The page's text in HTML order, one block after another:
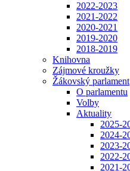
2022-2023
2021-2022
2020-2021
2019-2020
2018-2019
Knihovna
Zájmové kroužky
Žákovský parlament
O parlamentu
Volby
Aktuality
2025-
2024-
2023-
2022-
2021-